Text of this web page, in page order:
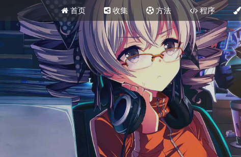
首页 收集 方法 程序